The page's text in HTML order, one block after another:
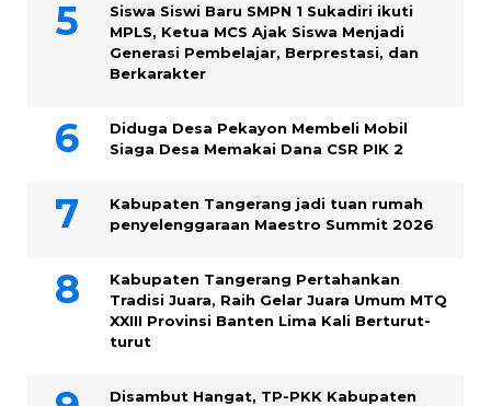
Siswa Siswi Baru SMPN 1 Sukadiri ikuti
MPLS, Ketua MCS Ajak Siswa Menjadi
Generasi Pembelajar, Berprestasi, dan
Berkarakter
Diduga Desa Pekayon Membeli Mobil
Siaga Desa Memakai Dana CSR PIK 2
Kabupaten Tangerang jadi tuan rumah
penyelenggaraan Maestro Summit 2026
Kabupaten Tangerang Pertahankan
Tradisi Juara, Raih Gelar Juara Umum MTQ
XXIII Provinsi Banten Lima Kali Berturut-
turut
Disambut Hangat, TP-PKK Kabupaten